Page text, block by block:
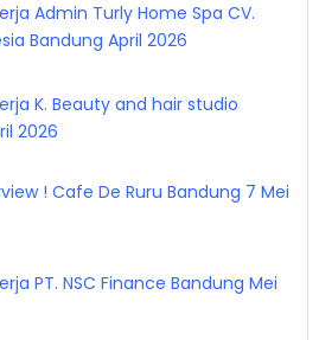
Admin Turly Home Spa CV.
Bandung April 2026
K. Beauty and hair studio
2026
! Cafe De Ruru Bandung 7 Mei
PT. NSC Finance Bandung Mei